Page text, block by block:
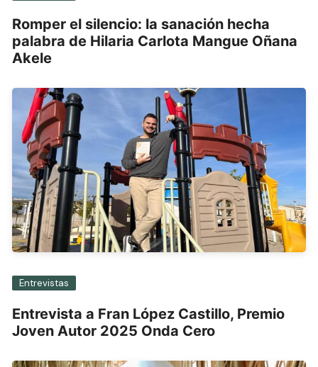
Romper el silencio: la sanación hecha
palabra de Hilaria Carlota Mangue Oñana
Akele
Entrevistas
Entrevista a Fran López Castillo, Premio
Joven Autor 2025 Onda Cero